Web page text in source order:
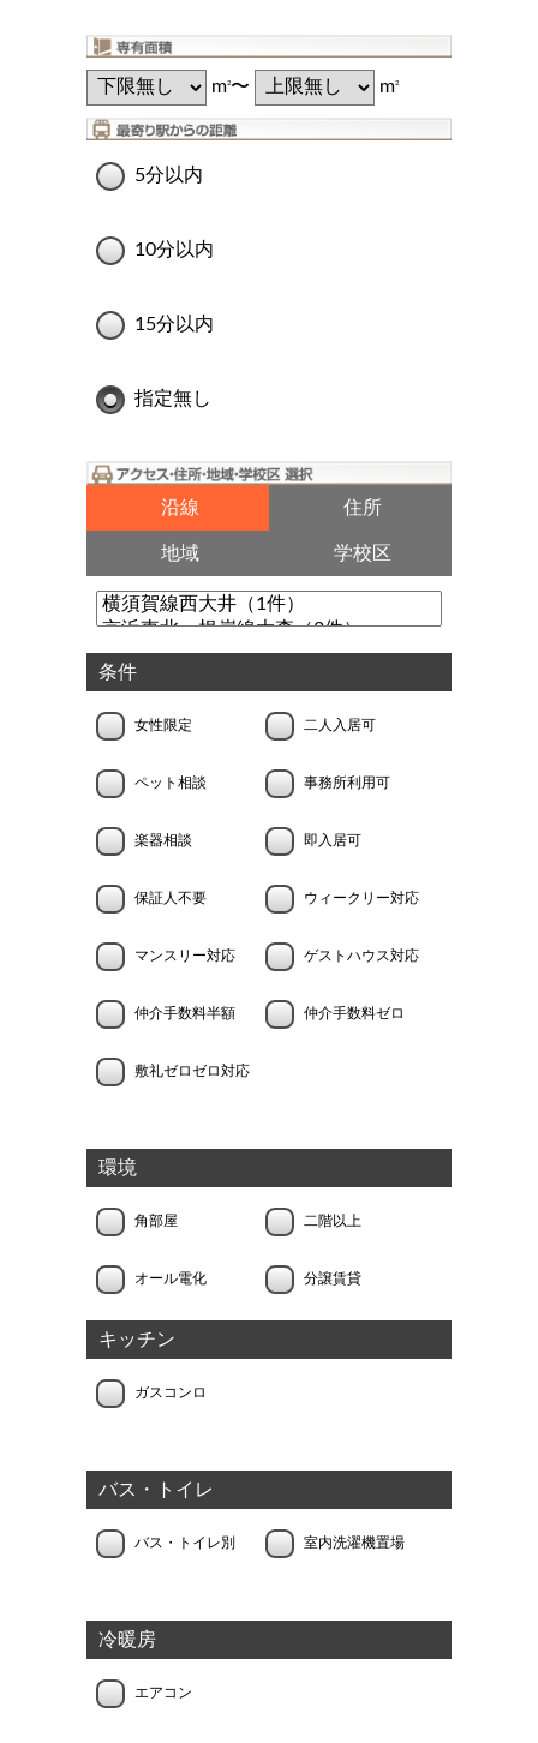
m2〜 m2
5分以内
10分以内
15分以内
指定無し
沿線 住所
地域 学校区
条件
女性限定 二人入居可
ペット相談 事務所利用可
楽器相談 即入居可
保証人不要 ウィークリー対応
マンスリー対応 ゲストハウス対応
仲介手数料半額 仲介手数料ゼロ
敷礼ゼロゼロ対応
環境
角部屋 二階以上
オール電化 分譲賃貸
キッチン
ガスコンロ
バス・トイレ
バス・トイレ別 室内洗濯機置場
冷暖房
エアコン